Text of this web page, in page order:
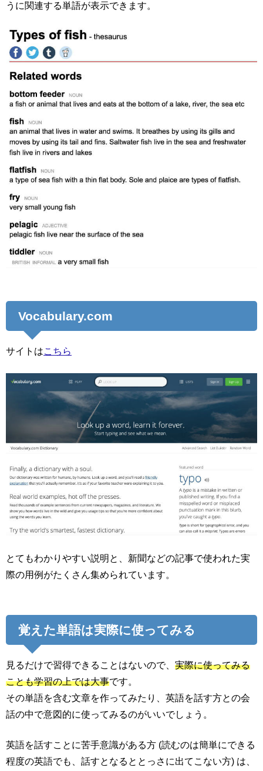
うに関連する単語が表示できます。
Vocabulary.com
サイトはこちら
とてもわかりやすい説明と、新聞などの記事で使われた実
際の用例がたくさん集められています。
覚えた単語は実際に使ってみる
見るだけで習得できることはないので、 実際に使ってみる
ことも学習の上では大事です。
その単語を含む文章を作ってみたり、英語を話す方との会
話の中で意図的に使ってみるのがいいでしょう。
英語を話すことに苦手意識がある方 (読むのは簡単にできる
程度の英語でも、話すとなるととっさに出てこない方) は、